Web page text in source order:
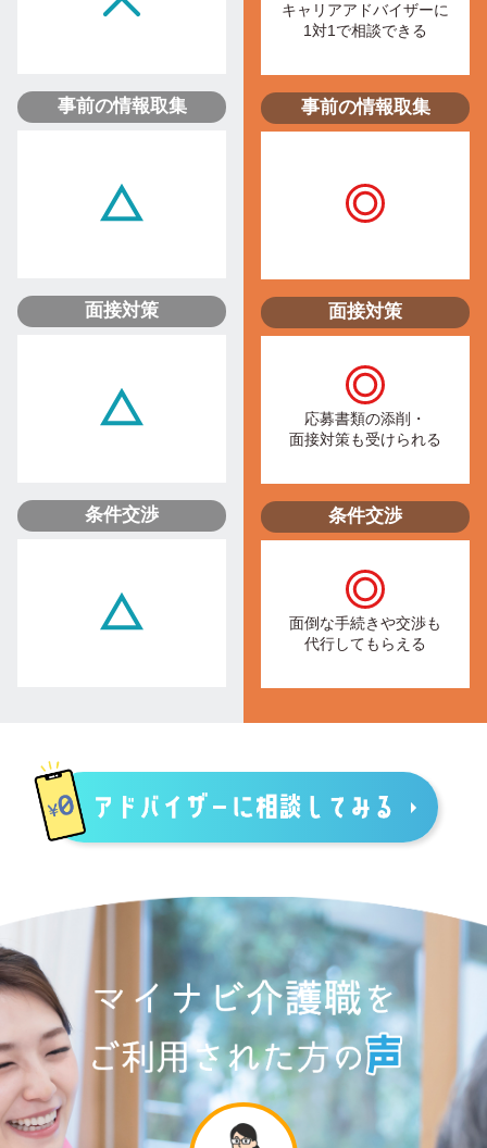
事前の情報取集
面接対策
条件交渉
キャリアアドバイザーに
1対1で相談できる
事前の情報取集
面接対策
応募書類の添削・
面接対策も受けられる
条件交渉
面倒な手続きや交渉も
代行してもらえる